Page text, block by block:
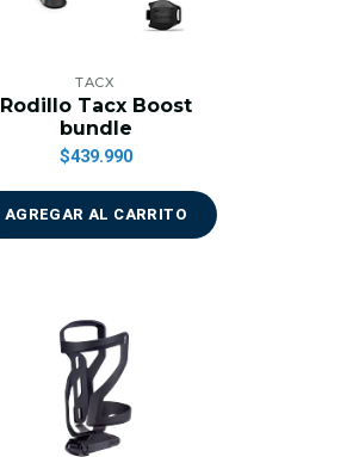
TACX
Rodillo Tacx Boost
bundle
$439.990
AGREGAR AL CARRITO